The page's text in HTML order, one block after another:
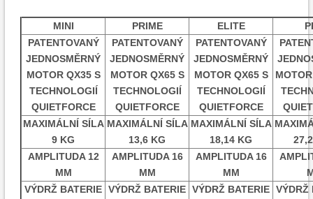
MINI PRIME ELITE
PATENTOVANÝ
JEDNOSMĚRNÝ
MOTOR QX35 S
TECHNOLOGIÍ
QUIETFORCE
PATENTOVANÝ
JEDNOSMĚRNÝ
MOTOR QX65 S
TECHNOLOGIÍ
QUIETFORCE
PATENTOVANÝ
JEDNOSMĚRNÝ
MOTOR QX65 S
TECHNOLOGIÍ
QUIETFORCE
MAXIMÁLNÍ SÍLA
9 KG
MAXIMÁLNÍ SÍLA
13,6 KG
MAXIMÁLNÍ SÍLA
18,14 KG
AMPLITUDA 12
MM
AMPLITUDA 16
MM
AMPLITUDA 16
MM
VÝDRŽ BATERIE VÝDRŽ BATERIE VÝDRŽ BATERIE VÝDRŽ